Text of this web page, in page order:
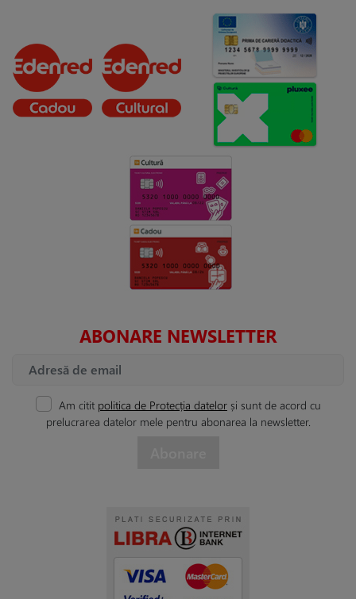
ABONARE NEWSLETTER
Am citit politica de Protecția datelor și sunt de acord cu
prelucrarea datelor mele pentru abonarea la newsletter.